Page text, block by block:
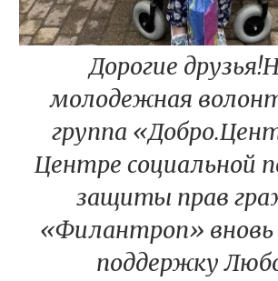
Дорогие
молодежная
группа
Центре социальной
защиты прав
«Филантроп» вновь
поддержку